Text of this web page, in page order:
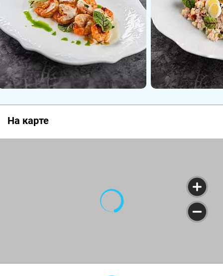
в странах Европы. У вас есть возможность
попробовать авторскую кухню и
прикоснуться к шедеврам кулинарной мысли.
Это проверенные временем рецепты и
смелые интерпретации, способные удивлять и
вдохновлять.
На карте